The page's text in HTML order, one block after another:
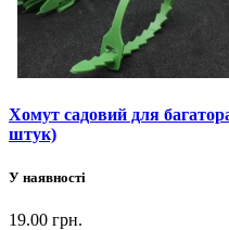
Хомут садовий для
штук)
У наявності
19.00 грн.